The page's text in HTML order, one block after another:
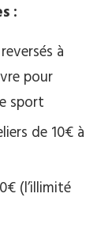
:
à
pour
sport
de 10€ à
(l’illimité